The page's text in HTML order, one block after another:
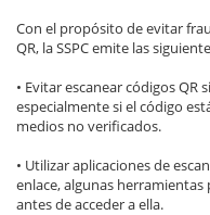
Con el propósito de evitar
QR, la SSPC emite las
• Evitar escanear códigos
especialmente si el código
medios no verificados.
• Utilizar aplicaciones de
enlace, algunas
antes de acceder a ella.